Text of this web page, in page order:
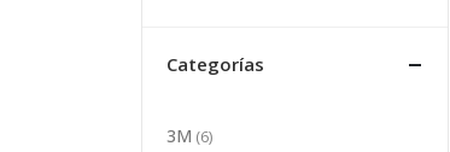
Categorías
3M (6)